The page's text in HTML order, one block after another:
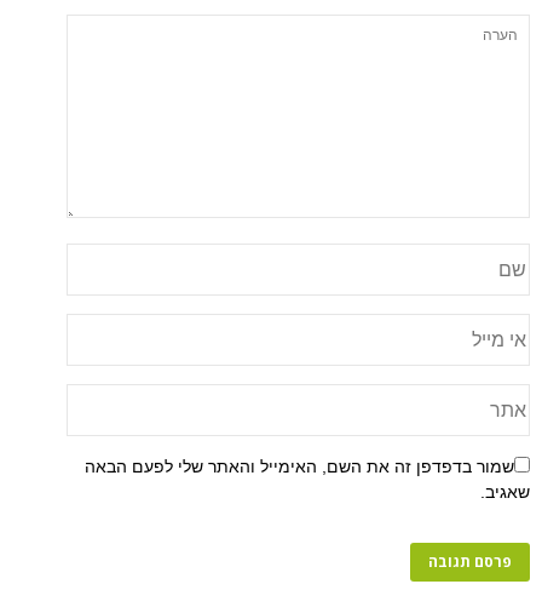
שמור בדפדפן זה את השם, האימייל והאתר שלי לפעם הבאה
שאגיב.